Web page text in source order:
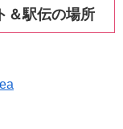
＆駅伝の場所